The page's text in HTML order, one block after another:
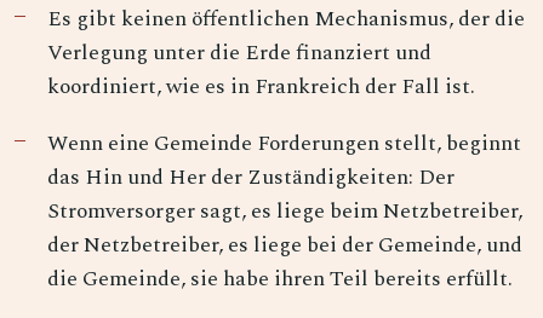
Es gibt keinen öffentlichen Mechanismus, der die
Verlegung unter die Erde finanziert und
koordiniert, wie es in Frankreich der Fall ist.
Wenn eine Gemeinde Forderungen stellt, beginnt
das Hin und Her der Zuständigkeiten: Der
Stromversorger sagt, es liege beim Netzbetreiber,
der Netzbetreiber, es liege bei der Gemeinde, und
die Gemeinde, sie habe ihren Teil bereits erfüllt.